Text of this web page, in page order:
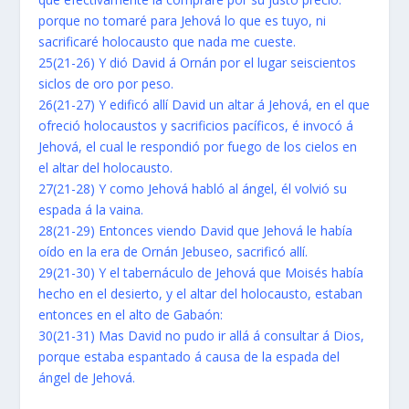
porque no tomaré para Jehová lo que es tuyo, ni
sacrificaré holocausto que nada me cueste.
25(21-26) Y dió David á Ornán por el lugar seiscientos
siclos de oro por peso.
26(21-27) Y edificó allí David un altar á Jehová, en el que
ofreció holocaustos y sacrificios pacíficos, é invocó á
Jehová, el cual le respondió por fuego de los cielos en
el altar del holocausto.
27(21-28) Y como Jehová habló al ángel, él volvió su
espada á la vaina.
28(21-29) Entonces viendo David que Jehová le había
oído en la era de Ornán Jebuseo, sacrificó allí.
29(21-30) Y el tabernáculo de Jehová que Moisés había
hecho en el desierto, y el altar del holocausto, estaban
entonces en el alto de Gabaón:
30(21-31) Mas David no pudo ir allá á consultar á Dios,
porque estaba espantado á causa de la espada del
ángel de Jehová.